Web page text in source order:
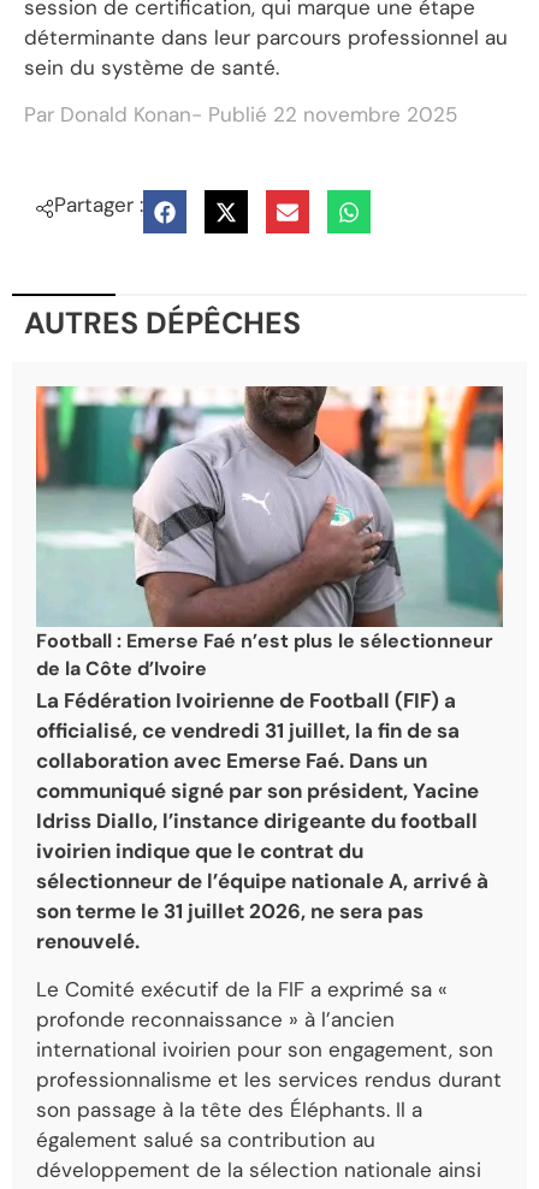
session de certification, qui marque une étape
déterminante dans leur parcours professionnel au
sein du système de santé.
Par Donald Konan- Publié 22 novembre 2025
Partager :
AUTRES DÉPÊCHES
Football : Emerse Faé n’est plus le sélectionneur
de la Côte d’Ivoire
La Fédération Ivoirienne de Football (FIF) a
officialisé, ce vendredi 31 juillet, la fin de sa
collaboration avec Emerse Faé. Dans un
communiqué signé par son président, Yacine
Idriss Diallo, l’instance dirigeante du football
ivoirien indique que le contrat du
sélectionneur de l’équipe nationale A, arrivé à
son terme le 31 juillet 2026, ne sera pas
renouvelé.
Le Comité exécutif de la FIF a exprimé sa «
profonde reconnaissance » à l’ancien
international ivoirien pour son engagement, son
professionnalisme et les services rendus durant
son passage à la tête des Éléphants. Il a
également salué sa contribution au
développement de la sélection nationale ainsi